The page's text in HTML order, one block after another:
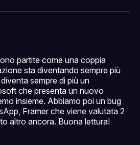
WhatsApp
email
partite come una coppia
sta diventando sempre più
sempre di più un
che presenta un nuovo
insieme. Abbiamo poi un bug
Framer che viene valutata 2
altro ancora. Buona lettura!